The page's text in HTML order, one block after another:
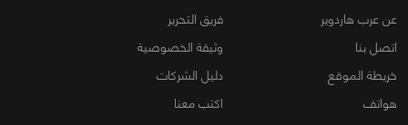
عن عرب هاردوير
فريق التحرير
اتصل بنا
وثيقة الخصوصية
خريطة الموقع
دليل الشركات
هواتف
اكتب معنا